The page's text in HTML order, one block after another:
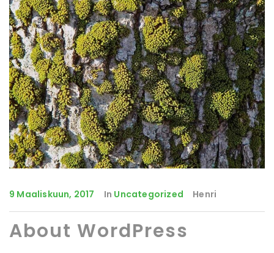
9 Maaliskuun, 2017 In Uncategorized Henri
About WordPress